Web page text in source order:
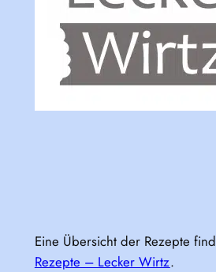
Eine Übersicht der Rezepte
Rezepte – Lecker Wirtz.